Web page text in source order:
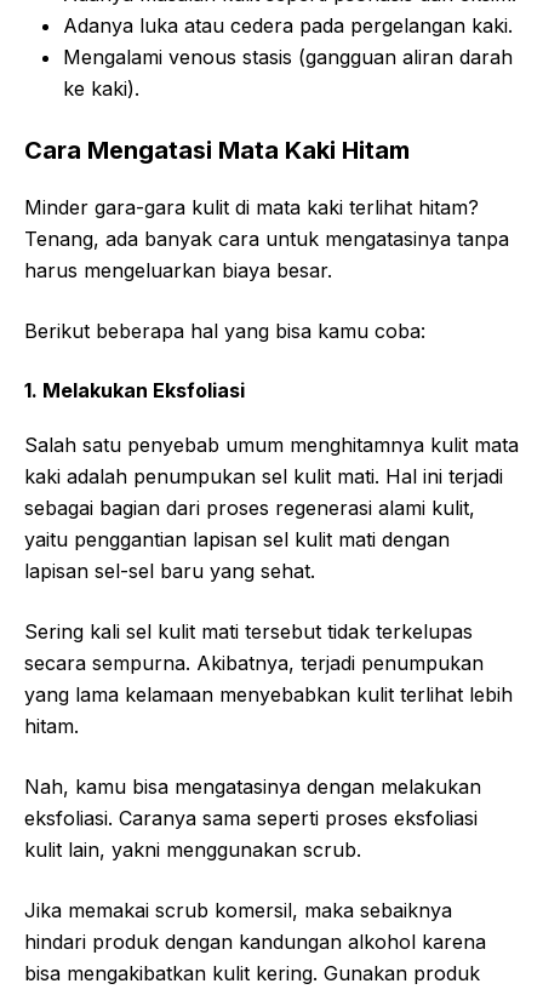
Adanya luka atau cedera pada pergelangan kaki.
Mengalami venous stasis (gangguan aliran darah
ke kaki).
Cara Mengatasi Mata Kaki Hitam
Minder gara-gara kulit di mata kaki terlihat hitam?
Tenang, ada banyak cara untuk mengatasinya tanpa
harus mengeluarkan biaya besar.
Berikut beberapa hal yang bisa kamu coba:
1. Melakukan Eksfoliasi
Salah satu penyebab umum menghitamnya kulit mata
kaki adalah penumpukan sel kulit mati. Hal ini terjadi
sebagai bagian dari proses regenerasi alami kulit,
yaitu penggantian lapisan sel kulit mati dengan
lapisan sel-sel baru yang sehat.
Sering kali sel kulit mati tersebut tidak terkelupas
secara sempurna. Akibatnya, terjadi penumpukan
yang lama kelamaan menyebabkan kulit terlihat lebih
hitam.
Nah, kamu bisa mengatasinya dengan melakukan
eksfoliasi. Caranya sama seperti proses eksfoliasi
kulit lain, yakni menggunakan scrub.
Jika memakai scrub komersil, maka sebaiknya
hindari produk dengan kandungan alkohol karena
bisa mengakibatkan kulit kering. Gunakan produk